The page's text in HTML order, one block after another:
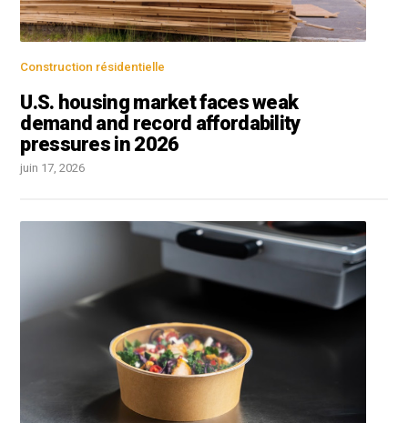
Construction résidentielle
U.S. housing market faces weak
demand and record affordability
pressures in 2026
juin 17, 2026